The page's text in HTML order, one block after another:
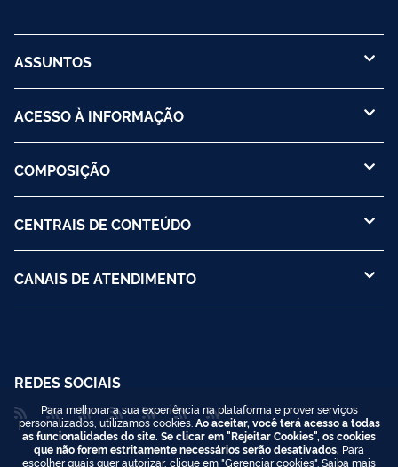
ASSUNTOS
ACESSO À INFORMAÇÃO
COMPOSIÇÃO
CENTRAIS DE CONTEÚDO
CANAIS DE ATENDIMENTO
REDES SOCIAIS
Para melhorar a sua experiência na plataforma e prover serviços
personalizados, utilizamos cookies. Ao aceitar, você terá acesso a todas
as funcionalidades do site. Se clicar em "Rejeitar Cookies", os cookies
que não forem estritamente necessários serão desativados. Para
escolher quais quer autorizar, clique em "Gerenciar cookies". Saiba mais